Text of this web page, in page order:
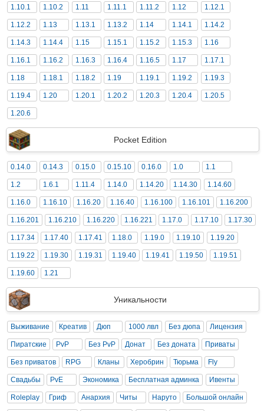
1.10.1 1.10.2 1.11 1.11.1 1.11.2 1.12 1.12.1
1.12.2 1.13 1.13.1 1.13.2 1.14 1.14.1 1.14.2
1.14.3 1.14.4 1.15 1.15.1 1.15.2 1.15.3 1.16
1.16.1 1.16.2 1.16.3 1.16.4 1.16.5 1.17 1.17.1
1.18 1.18.1 1.18.2 1.19 1.19.1 1.19.2 1.19.3
1.19.4 1.20 1.20.1 1.20.2 1.20.3 1.20.4 1.20.5
1.20.6
Pocket Edition
0.14.0 0.14.3 0.15.0 0.15.10 0.16.0 1.0 1.1
1.2 1.6.1 1.11.4 1.14.0 1.14.20 1.14.30 1.14.60
1.16.0 1.16.10 1.16.20 1.16.40 1.16.100 1.16.101 1.16.200
1.16.201 1.16.210 1.16.220 1.16.221 1.17.0 1.17.10 1.17.30
1.17.34 1.17.40 1.17.41 1.18.0 1.19.0 1.19.10 1.19.20
1.19.22 1.19.30 1.19.31 1.19.40 1.19.41 1.19.50 1.19.51
1.19.60 1.21
Уникальности
Выживание Креатив Дюп 1000 лвл Без дюпа Лицензия
Пиратские PvP Без PvP Донат Без доната Приваты
Без приватов RPG Кланы Херобрин Тюрьма Fly
Свадьбы PvE Экономика Бесплатная админка Ивенты
Roleplay Гриф Анархия Читы Наруто Большой онлайн